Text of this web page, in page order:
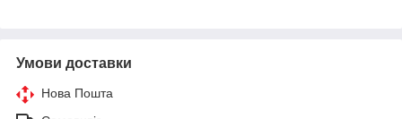
Умови доставки
Нова Пошта